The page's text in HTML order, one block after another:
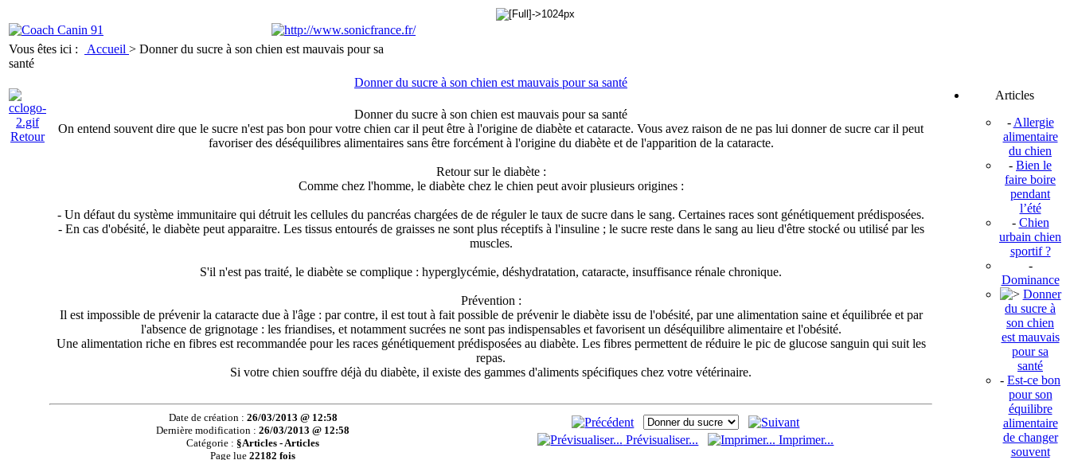
Vous êtes ici : Accueil > Donner du sucre à son chien est mauvais pour sa
santé
Retour
Donner du sucre à son chien est mauvais pour sa santé
Donner du sucre à son chien est mauvais pour sa santé
On entend souvent dire que le sucre n'est pas bon pour votre chien car il peut être à l'origine de diabète et cataracte. Vous avez raison de ne pas lui donner de sucre car il peut
favoriser des déséquilibres alimentaires sans être forcément à l'origine du diabète et de l'apparition de la cataracte.
Retour sur le diabète :
Comme chez l'homme, le diabète chez le chien peut avoir plusieurs origines :
- Un défaut du système immunitaire qui détruit les cellules du pancréas chargées de de réguler le taux de sucre dans le sang. Certaines races sont génétiquement prédisposées.
- En cas d'obésité, le diabète peut apparaitre. Les tissus entourés de graisses ne sont plus réceptifs à l'insuline ; le sucre reste dans le sang au lieu d'être stocké ou utilisé par les
muscles.
S'il n'est pas traité, le diabète se complique : hyperglycémie, déshydratation, cataracte, insuffisance rénale chronique.
Prévention :
Il est impossible de prévenir la cataracte due à l'âge : par contre, il est tout à fait possible de prévenir le diabète issu de l'obésité, par une alimentation saine et équilibrée et par
l'absence de grignotage : les friandises, et notamment sucrées ne sont pas indispensables et favorisent un déséquilibre alimentaire et l'obésité.
Une alimentation riche en fibres est recommandée pour les races génétiquement prédisposées au diabète. Les fibres permettent de réduire le pic de glucose sanguin qui suit les
repas.
Si votre chien souffre déjà du diabète, il existe des gammes d'aliments spécifiques chez votre vétérinaire.
Date de création : 26/03/2013 @ 12:58
Dernière modification :26/03/2013 @ 12:58
Catégorie :§Articles - Articles
Page lue22182 fois
Prévisualiser... Imprimer...
Articles
- Allergie
alimentaire
du chien
- Bien le
faire boire
pendant
l’été
- Chien
urbain chien
sportif ?
-
Dominance
Donner
du sucre à
son chien
est mauvais
pour sa
santé
- Est-ce bon
pour son
équilibre
alimentaire
de changer
souvent